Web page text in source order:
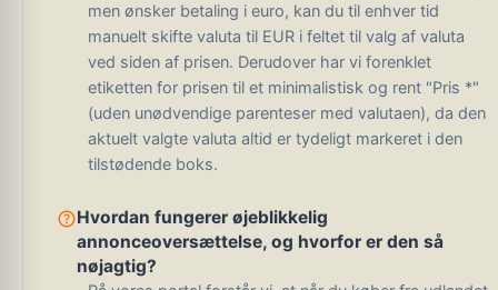
men ønsker betaling i euro, kan du til enhver tid
manuelt skifte valuta til EUR i feltet til valg af valuta
ved siden af ​​prisen. Derudover har vi forenklet
etiketten for prisen til et minimalistisk og rent "Pris *"
(uden unødvendige parenteser med valutaen), da den
aktuelt valgte valuta altid er tydeligt markeret i den
tilstødende boks.
help_outlineHvordan fungerer øjeblikkelig
annonceoversættelse, og hvorfor er den så
nøjagtig?